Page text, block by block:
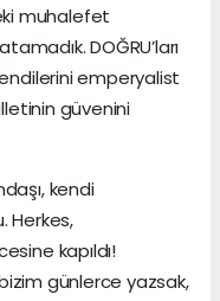
muhalefet
DOĞRU’ları
emperyalist
güvenini
kendi
Herkes,
kapıldı!
günlerce yazsak,